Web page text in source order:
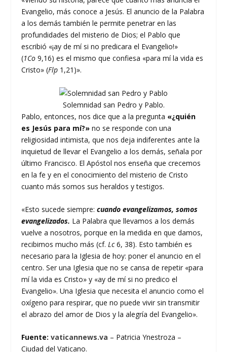
Evangelio, más conoce a Jesús. El anuncio de la Palabra
a los demás también le permite penetrar en las
profundidades del misterio de Dios; el Pablo que
escribió «¡ay de mí si no predicara el Evangelio!»
(1Co 9,16) es el mismo que confiesa «para mí la vida es
Cristo» (Flp 1,21)».
Solemnidad san Pedro y Pablo.
Pablo, entonces, nos dice que a la pregunta «¿quién
es Jesús para mí?» no se responde con una
religiosidad intimista, que nos deja indiferentes ante la
inquietud de llevar el Evangelio a los demás, señala por
último Francisco. El Apóstol nos enseña que crecemos
en la fe y en el conocimiento del misterio de Cristo
cuanto más somos sus heraldos y testigos.
«Esto sucede siempre:cuando evangelizamos, somos
evangelizados. La Palabra que llevamos a los demás
vuelve a nosotros, porque en la medida en que damos,
recibimos mucho más (cf.Lc6, 38). Esto también es
necesario para la Iglesia de hoy: poner el anuncio en el
centro. Ser una Iglesia que no se cansa de repetir «para
mí la vida es Cristo» y «ay de mí si no predico el
Evangelio». Una Iglesia que necesita el anuncio como el
oxígeno para respirar, que no puede vivir sin transmitir
el abrazo del amor de Dios y la alegría del Evangelio».
Fuente:vaticannews.va – Patricia Ynestroza –
Ciudad del Vaticano.